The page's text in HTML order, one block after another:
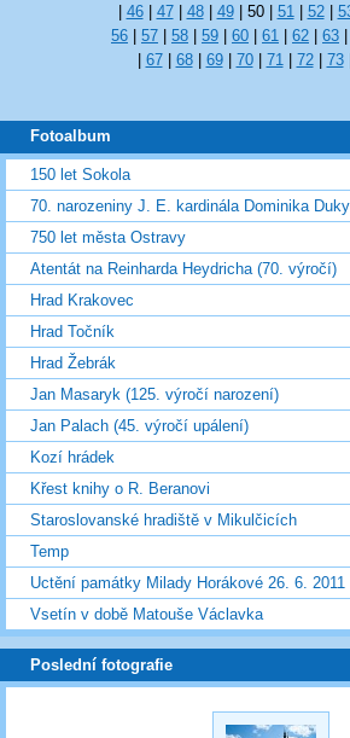
46 47 48 49 50 51 52
56
57 58 59 60 61 62 63
67 68 69 70 71 72 73
Fotoalbum
150 let Sokola
70. narozeniny J. E. kardinála Dominika Duky
750 let města Ostravy
Atentát na Reinharda Heydricha (70. výročí)
Hrad Krakovec
Hrad Točník
Hrad Žebrák
Jan Masaryk (125. výročí narození)
Jan Palach (45. výročí upálení)
Kozí hrádek
Křest knihy o R. Beranovi
Staroslovanské hradiště v Mikulčicích
Temp
Uctění památky Milady Horákové 26. 6. 2011
Vsetín v době Matouše Václavka
Poslední fotografie